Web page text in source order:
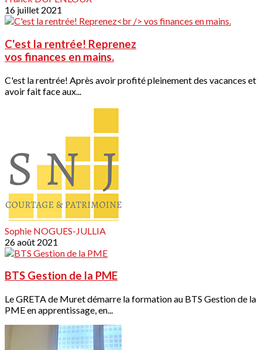
16 juillet 2021
C'est la rentrée! Reprenez
vos finances en mains.
C'est la rentrée! Après avoir profité pleinement des vacances et
avoir fait face aux...
Sophie NOGUES-JULLIA
26 août 2021
BTS Gestion de la PME
Le GRETA de Muret démarre la formation au BTS Gestion de la
PME en apprentissage, en...